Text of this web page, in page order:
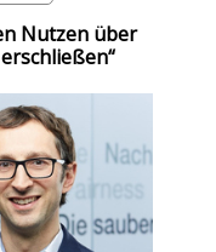
Nutzen über